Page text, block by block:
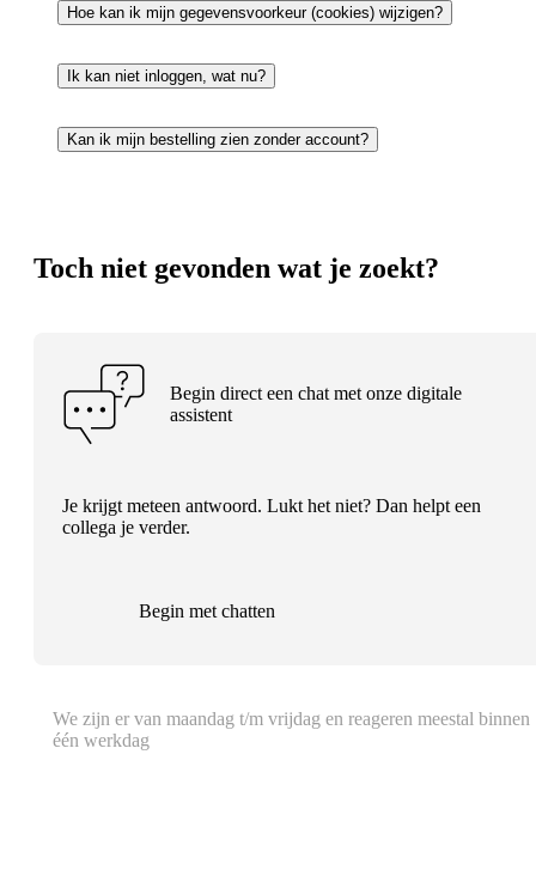
Hoe kan ik mijn gegevensvoorkeur (cookies) wijzigen?
Ik kan niet inloggen, wat nu?
Kan ik mijn bestelling zien zonder account?
Toch niet gevonden wat je zoekt?
Begin direct een chat met onze digitale
assistent
Je krijgt meteen antwoord. Lukt het niet? Dan helpt een
collega je verder.
Begin met chatten
We zijn er van maandag t/m vrijdag en reageren meestal binnen
één werkdag